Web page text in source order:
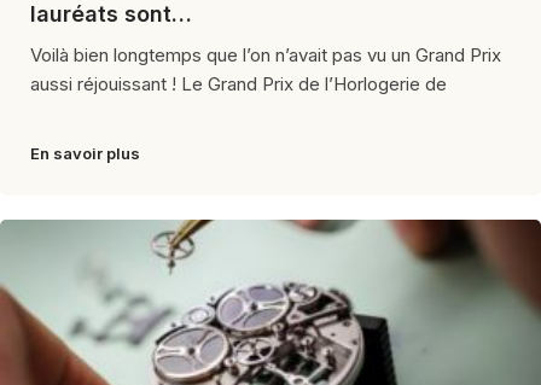
lauréats sont…
Voilà bien longtemps que l’on n’avait pas vu un Grand Prix
aussi réjouissant ! Le Grand Prix de l’Horlogerie de
En savoir plus